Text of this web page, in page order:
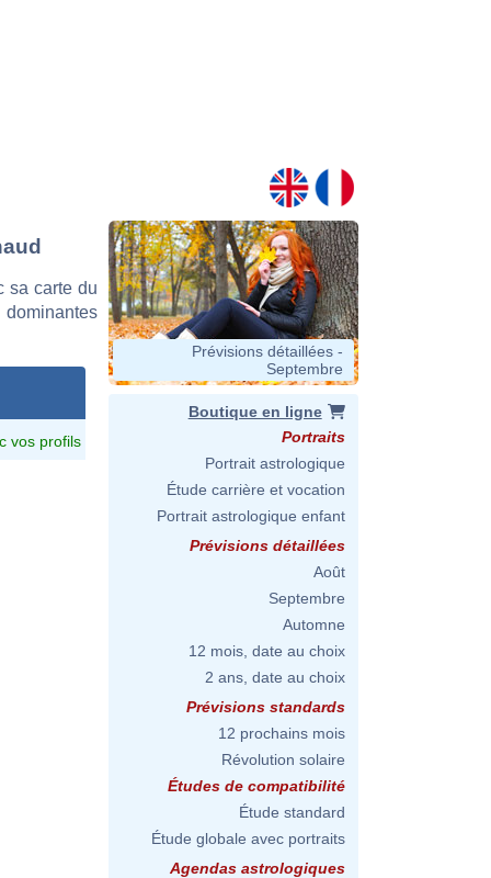
sa carte du
vos profils
Prévisions détaillées -
Septembre
Boutique en ligne
Portraits
Portrait astrologique
Étude carrière et vocation
Portrait astrologique enfant
Prévisions détaillées
Août
Septembre
Automne
12 mois, date au choix
2 ans, date au choix
Prévisions standards
12 prochains mois
Révolution solaire
Études de compatibilité
Étude standard
Étude globale avec portraits
Agendas astrologiques